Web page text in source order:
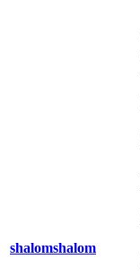
shalomshalom